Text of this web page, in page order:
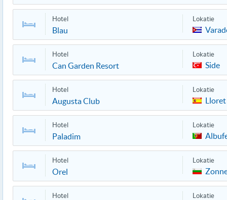
Hotel
Blau
Lokatie
Hotel
Can Garden Resort
Lokatie
Side
Hotel
Augusta Club
Lokatie
Hotel
Paladim
Lokatie
Hotel
Orel
Lokatie
Hotel Lokatie